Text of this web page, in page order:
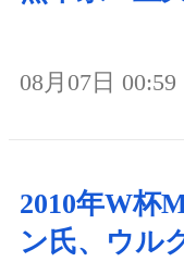
08月07日 00:59
2010年W杯
ン氏、ウル